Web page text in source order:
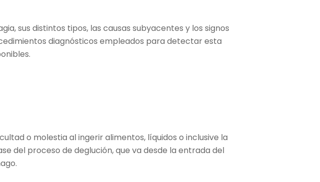
sus distintos tipos, las causas subyacentes y los signos
diagnósticos empleados para detectar esta
o molestia al ingerir alimentos, líquidos o inclusive la
del proceso de deglución, que va desde la entrada del